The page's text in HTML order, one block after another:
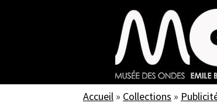
Accueil » Collections »